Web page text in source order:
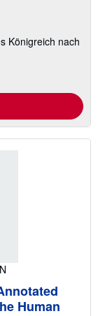
Königreich nach
Human